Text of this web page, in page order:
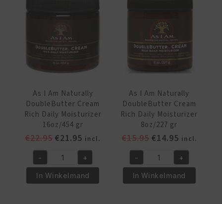
Relaser
8oz/237
ml
As I Am Naturally
DoubleButter Cream
Rich Daily Moisturizer
16oz/454 gr
€22.95 Oorspronkelijke
was:
€22.95.
€21.95 Huidige
prijs
is:
€21.95.
incl.
As
Am
- +
In Winkelmand
As I Am Naturally
DoubleButter Cream
Rich Daily Moisturizer
8oz/227 gr
€15.95 Oorspronkelijke
was:
€15.95.
€14.95Huidige
prijs
is:
€14.95.
incl.
As
Am
- +
In Winkelmand